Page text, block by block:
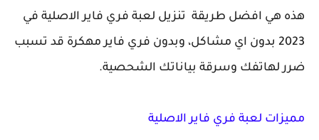
هذه هي افضل طريقة تنزيل لعبة فري فاير الاصلية في
2023 بدون اي مشاكل، وبدون فري فاير مهكرة قد تسبب
ضرر لهاتفك وسرقة بياناتك الشحصية.
مميزات لعبة فري فاير الاصلية